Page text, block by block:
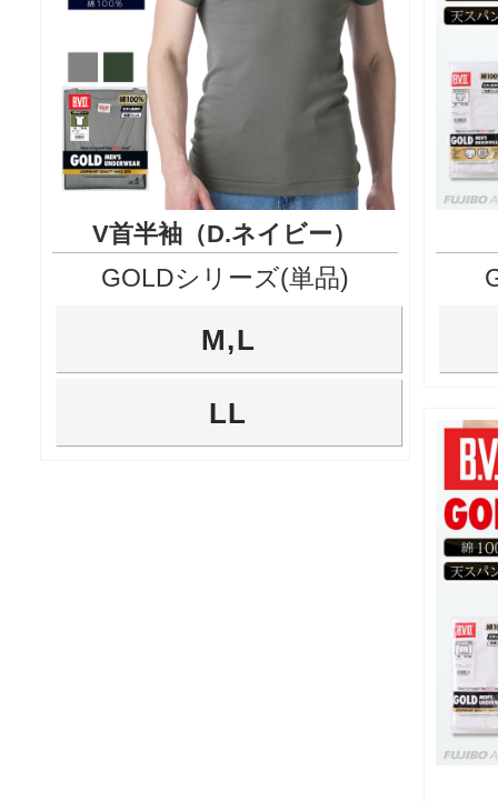
V首半袖（D.ネイビー）
GOLDシリーズ(単品)
M,L
LL